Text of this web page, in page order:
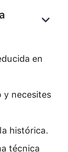
en
y necesites
histórica.
técnica